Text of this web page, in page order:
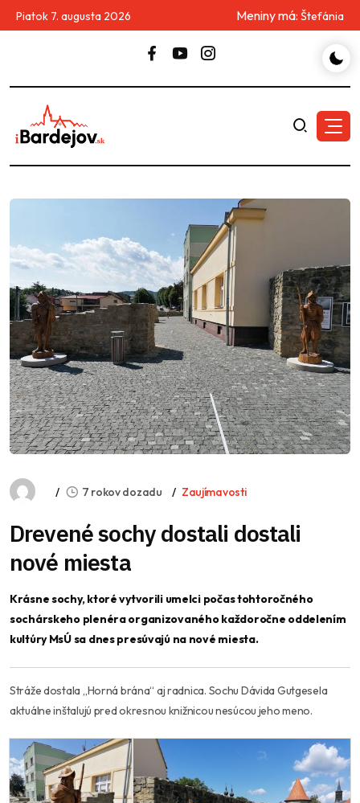
Piatok 7. augusta 2026 Meniny má: Štefánia
7 rokov dozadu Zaujímavosti
Drevené sochy dostali dostali
nové miesta
Krásne sochy, ktoré vytvorili umelci počas tohtoročného
sochárskeho plenéra organizovaného každoročne oddelením
kultúry MsÚ sa dnes presúvajú na nové miesta.
Stráže dostala „Horná brána“ aj radnica. Sochu Dávida Gutgesela
aktuálne inštalujú pred okresnou knižnicou nesúcou jeho meno.